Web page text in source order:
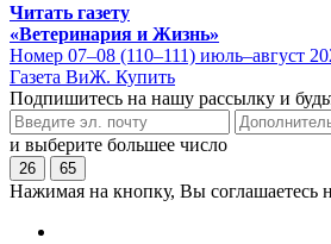
Читать газету
«Ветеринария и Жизнь»
Номер 07–08 (110–111) июль–август
Газета ВиЖ. Купить
Подпишитесь на нашу рассылку и
и выберите большее число
26 65
Нажимая на кнопку, Вы соглашаетесь